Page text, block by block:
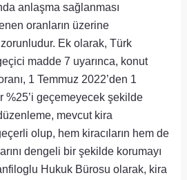
anlaşma sağlanması
oranların üzerine
zorunludur. Ek olarak, Türk
madde 7 uyarınca, konut
1 Temmuz 2022’den 1
%25’i geçemeyecek şekilde
düzenleme, mevcut kira
olup, hem kiracıların hem de
dengeli bir şekilde korumayı
Hukuk Bürosu olarak, kira